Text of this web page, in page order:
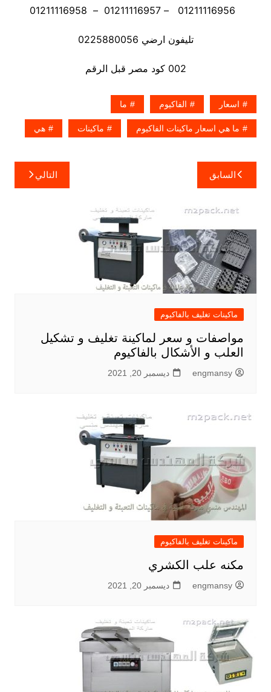
تليفون ارضي 0225880056
002 كود مصر قبل الرقم
اسعار الفاكيوم ما
ما هي اسعار ماكينات الفاكيوم ماكينات هي
تصفّح
المقالات
السابق التالي
ماكينات تغليف بالفاكيوم
مواصفات و سعر لماكينة تغليف و تشكيل
العلب و الأشكال بالفاكيوم
engmansy ديسمبر 20, 2021
ماكينات تغليف بالفاكيوم
مكنه علب الكشري
engmansy ديسمبر 20, 2021